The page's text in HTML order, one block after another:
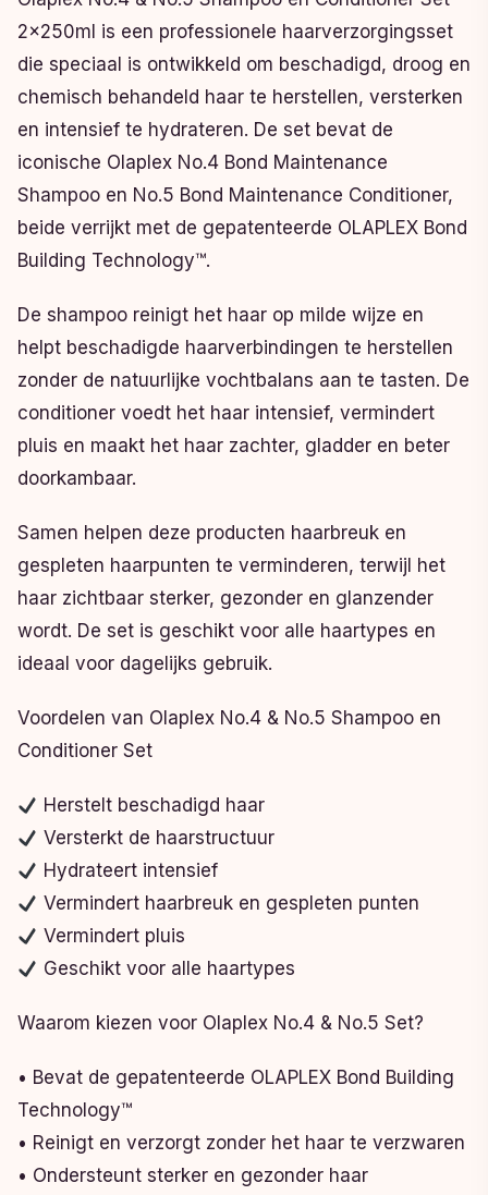
2x250ml is een professionele haarverzorgingsset
die speciaal is ontwikkeld om beschadigd, droog en
chemisch behandeld haar te herstellen, versterken
en intensief te hydrateren. De set bevat de
iconische Olaplex No.4 Bond Maintenance
Shampoo en No.5 Bond Maintenance Conditioner,
beide verrijkt met de gepatenteerde OLAPLEX Bond
Building Technology™.
De shampoo reinigt het haar op milde wijze en
helpt beschadigde haarverbindingen te herstellen
zonder de natuurlijke vochtbalans aan te tasten. De
conditioner voedt het haar intensief, vermindert
pluis en maakt het haar zachter, gladder en beter
doorkambaar.
Samen helpen deze producten haarbreuk en
gespleten haarpunten te verminderen, terwijl het
haar zichtbaar sterker, gezonder en glanzender
wordt. De set is geschikt voor alle haartypes en
ideaal voor dagelijks gebruik.
Voordelen van Olaplex No.4 & No.5 Shampoo en
Conditioner Set
Herstelt beschadigd haar
Versterkt de haarstructuur
Hydrateert intensief
Vermindert haarbreuk en gespleten punten
Vermindert pluis
Geschikt voor alle haartypes
Waarom kiezen voor Olaplex No.4 & No.5 Set?
• Bevat de gepatenteerde OLAPLEX Bond Building
Technology™
• Reinigt en verzorgt zonder het haar te verzwaren
• Ondersteunt sterker en gezonder haar